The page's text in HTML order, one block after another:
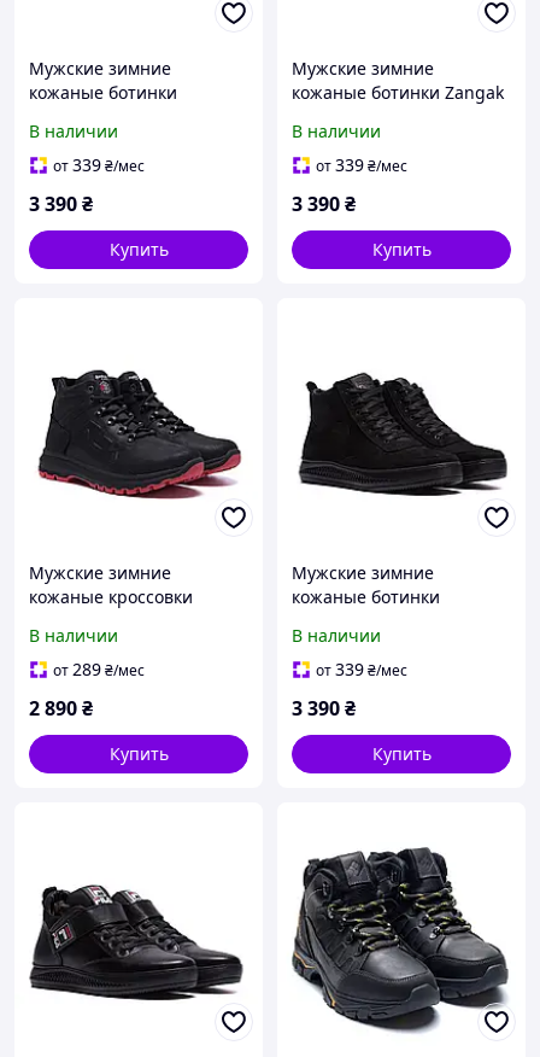
Мужские зимние
кожаные ботинки
(крейзи кожа), шерсть
В наличии
от339₴/мес
3 390₴
Купить
Мужские зимние
кожаные ботинки Zangak
чёрные
В наличии
от339₴/мес
3 390₴
Купить
Мужские зимние
кожаные кроссовки
чёрные
В наличии
от289₴/мес
2 890₴
Купить
Мужские зимние
кожаные ботинки
натуральный нубук,
шерсть
В наличии
от339₴/мес
3 390₴
Купить